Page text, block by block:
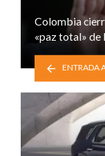
Colombia
«paz total» de
ENTRADA